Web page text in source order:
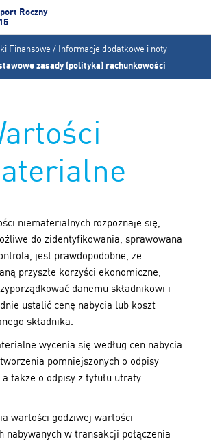
Jump to navigation
Roczny
Finansowe / Informacje dodatkowe i noty
zasady (polityka) rachunkowości
niematerialnych rozpoznaje się,
do zidentyfikowania, sprawowana
jest prawdopodobne, że
przyszłe korzyści ekonomiczne,
danemu składnikowi i
ustalić cenę nabycia lub koszt
składnika.
wycenia się według cen nabycia
pomniejszonych o odpisy
także o odpisy z tytułu utraty
wartości godziwej wartości
nabywanych w transakcji połączenia